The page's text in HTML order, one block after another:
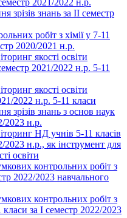
зрізів знань за ІІ семестр
робіт з хімії у 7-11
2020/2021 н.р.
якості освіти
2021/2022 н.р. 5-11
якості освіти
2022 н.р. 5-11 класи
зрізів знань з основ наук
2023 н.р.
НД учнів 5-11 класів
2023 н.р., як інструмент для
освіти
контрольних робіт з
2022/2023 навчального
контрольних робіт з
за І семестр 2022/2023